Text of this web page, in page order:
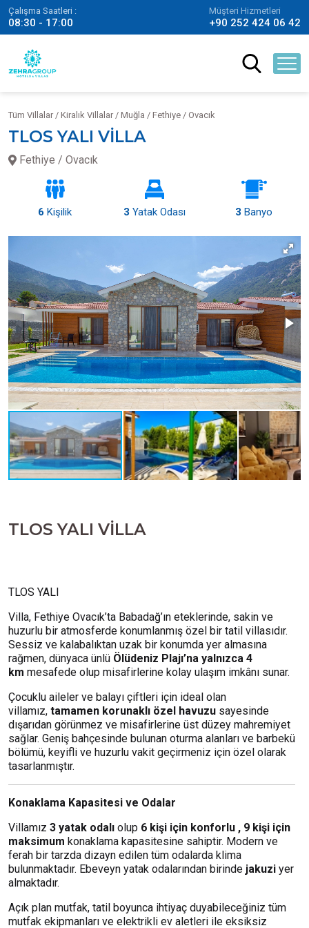
Çalışma Saatleri :
08:30 - 17:00
Müşteri Hizmetleri
+90 252 424 06 42
Tüm Villalar / Kiralık Villalar / Muğla / Fethiye / Ovacık
TLOS YALI VİLLA
Fethiye / Ovacık
6 Kişilik 3 Yatak Odası 3 Banyo
TLOS YALI VİLLA
TLOS YALI
Villa, Fethiye Ovacık’ta Babadağ’ın eteklerinde, sakin ve
huzurlu bir atmosferde konumlanmış özel bir tatil villasıdır.
Sessiz ve kalabalıktan uzak bir konumda yer almasına
rağmen, dünyaca ünlü Ölüdeniz Plajı’na yalnızca 4
km mesafede olup misafirlerine kolay ulaşım imkânı sunar.
Çocuklu aileler ve balayı çiftleri için ideal olan
villamız, tamamen korunaklı özel havuzu sayesinde
dışarıdan görünmez ve misafirlerine üst düzey mahremiyet
sağlar. Geniş bahçesinde bulunan oturma alanları ve barbekü
bölümü, keyifli ve huzurlu vakit geçirmeniz için özel olarak
tasarlanmıştır.
Konaklama Kapasitesi ve Odalar
Villamız 3 yatak odalı olup 6 kişi için konforlu , 9 kişi için
maksimum konaklama kapasitesine sahiptir. Modern ve
ferah bir tarzda dizayn edilen tüm odalarda klima
bulunmaktadır. Ebeveyn yatak odalarından birinde jakuzi yer
almaktadır.
Açık plan mutfak, tatil boyunca ihtiyaç duyabileceğiniz tüm
mutfak ekipmanları ve elektrikli ev aletleri ile eksiksiz